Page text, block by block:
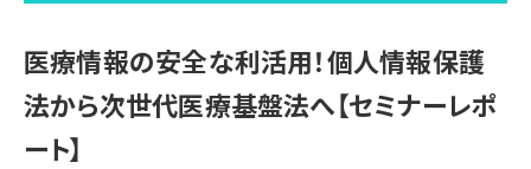
会社概要
医療情報の安全な利活用！個人情報保護
法から次世代医療基盤法へ【セミナーレポ
ート】